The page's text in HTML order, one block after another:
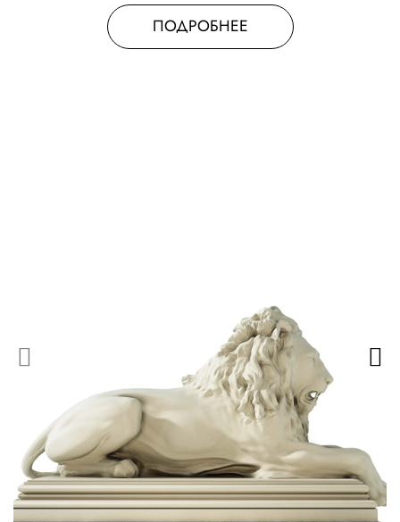
ПОДРОБНЕЕ